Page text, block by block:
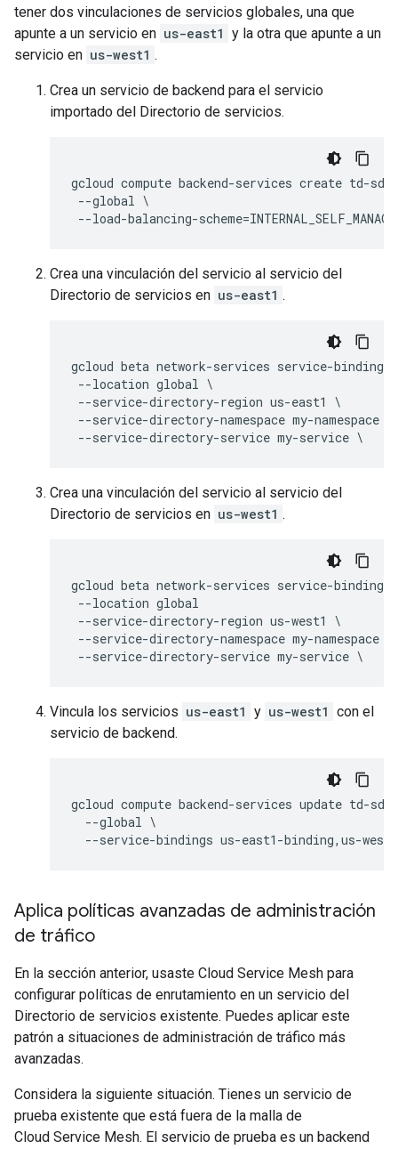
tener dos vinculaciones de servicios globales, una que
apunte a un servicio en us-east1 y la otra que apunte a un
servicio en us-west1 .
Crea un servicio de backend para el servicio
importado del Directorio de servicios.
gcloud compute backend-services create td-sd-
--global \
Crea una vinculación del servicio al servicio del
Directorio de servicios en us-east1 .
gcloud beta network-services service-
--location global \
--service-directory-region us-east1 \
--service-directory-namespace my-namespace \
Crea una vinculación del servicio al servicio del
Directorio de servicios en us-west1 .
gcloud beta network-services service-
--location global
--service-directory-region us-west1 \
--service-directory-namespace my-namespace \
Vincula los servicios us-east1 y us-west1 con el
servicio de backend.
gcloud compute backend-services update td-sd-
  --global \
Aplica políticas avanzadas de administración
de tráfico
En la sección anterior, usaste Cloud Service Mesh para
configurar políticas de enrutamiento en un servicio del
Directorio de servicios existente. Puedes aplicar este
patrón a situaciones de administración de tráfico más
avanzadas.
Considera la siguiente situación. Tienes un servicio de
prueba existente que está fuera de la malla de
Cloud Service Mesh. El servicio de prueba es un backend